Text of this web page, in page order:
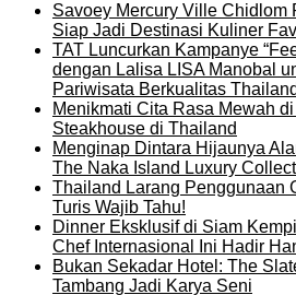
Savoey Mercury Ville Chidlom
Siap Jadi Destinasi Kuliner
TAT Luncurkan Kampanye
dengan Lalisa LISA Manobal
Pariwisata Berkualitas Thailand
Menikmati Cita Rasa Mewah di
Steakhouse di Thailand
Menginap Dintara Hijaunya
The Naka Island Luxury
Thailand Larang Penggunaan
Turis Wajib Tahu!
Dinner Eksklusif di Siam
Chef Internasional Ini Hadir
Bukan Sekadar Hotel: The
Tambang Jadi Karya Seni